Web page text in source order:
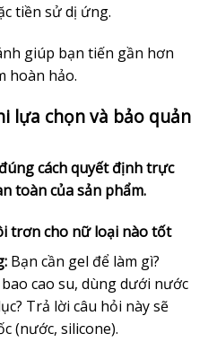
tiền sử dị ứng.
giúp bạn tiến gần hơn
hoàn hảo.
lựa chọn và bảo quản
cách quyết định trực
toàn của sản phẩm.
trơn cho nữ loại nào tốt
Bạn cần gel để làm gì?
cao su, dùng dưới nước
Trả lời câu hỏi này sẽ
(nước, silicone).